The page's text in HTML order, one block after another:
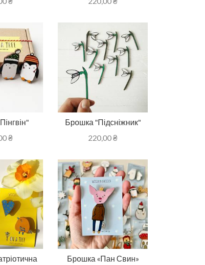
₴
Брошка "Підсніжник"
220,00₴
Брошка «Пан Свин»